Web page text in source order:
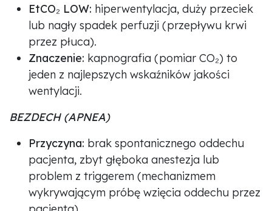
EtCO₂ LOW: hiperwentylacja, duży przeciek
lub nagły spadek perfuzji (przepływu krwi
przez płuca).
Znaczenie: kapnografia (pomiar CO₂) to
jeden z najlepszych wskaźników jakości
wentylacji.
BEZDECH (APNEA)
Przyczyna: brak spontanicznego oddechu
pacjenta, zbyt głęboka anestezja lub
problem z triggerem (mechanizmem
wykrywającym próbę wzięcia oddechu przez